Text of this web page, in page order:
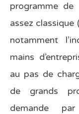
programme
assez classique
notamment
mains
au pas de
de grands
demande